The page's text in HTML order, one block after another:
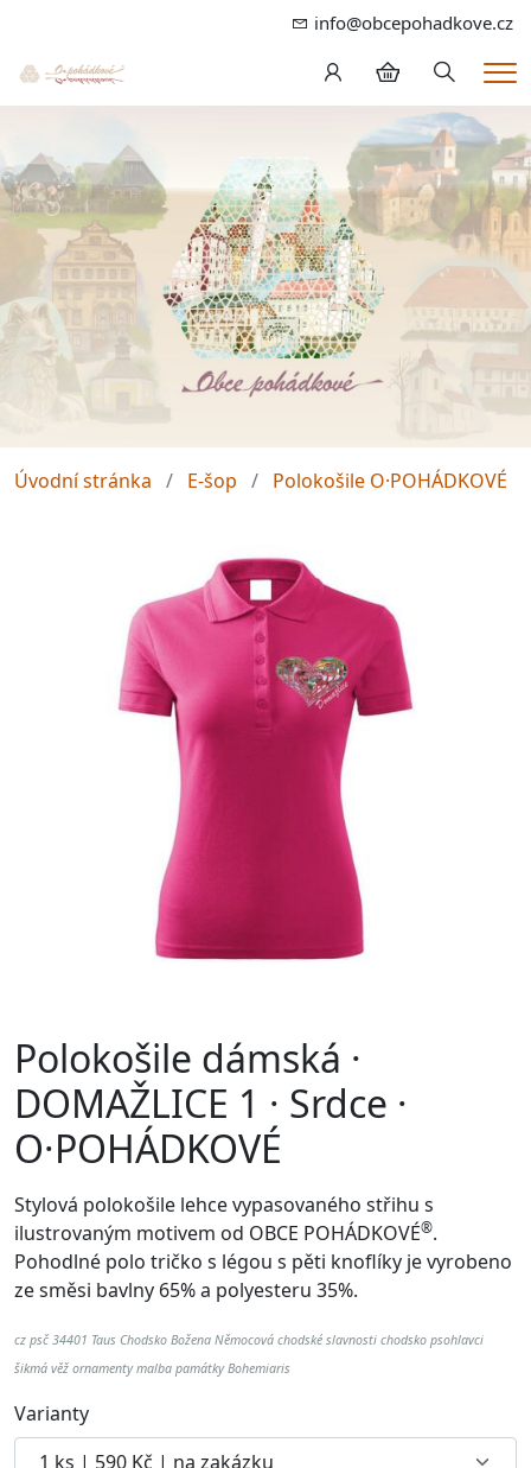
info@obcepohadkove.cz
Hledání
Úvodní stránka E-šop Polokošile O·POHÁDKOVÉ
Polokošile dámská ·
DOMAŽLICE 1 · Srdce ·
O·POHÁDKOVÉ
Stylová polokošile lehce vypasovaného střihu s
ilustrovaným motivem od OBCE POHÁDKOVÉ®.
Pohodlné polo tričko s légou s pěti knoflíky je vyrobeno
ze směsi bavlny 65% a polyesteru 35%.
cz psč 34401 Taus Chodsko Božena Němocová chodské slavnosti chodsko psohlavci
šikmá věž ornamenty malba památky Bohemiaris
Varianty